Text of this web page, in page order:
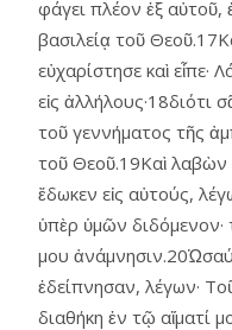
φάγει πλέον ἐξ
βασιλείᾳ τοῦ
εὐχαρίστησε καὶ εἶπε·
εἰς ἀλλήλους·18διότι
τοῦ γεννήματος τῆς
τοῦ Θεοῦ.19Καὶ λαβὼν
ἔδωκεν εἰς αὐτούς,
ὑπὲρ ὑμῶν διδόμενον·
μου
ἐδείπνησαν, λέγων·
διαθήκη ἐν τῷ αἵματί